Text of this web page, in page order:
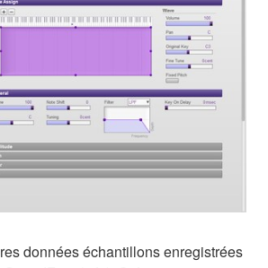
données échantillons enregistrées